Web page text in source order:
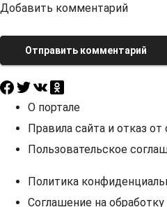
Добавить комментарий
Отправить комментарий
О портале
Правила сайта и отказ
Пользовательское
Политика
Соглашение на